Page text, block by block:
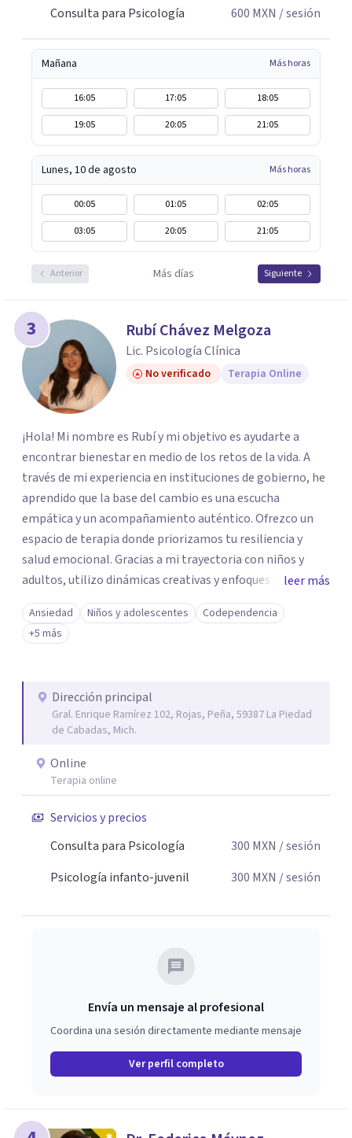
Consulta para Psicología
600 MXN / sesión
Mañana Más horas
16:05 17:05
18:05
19:05
20:05 21:05
Lunes, 10 de agosto Más horas
00:05 01:05
02:05
03:05
20:05 21:05
Anterior Más días Siguiente
3 Rubí Chávez Melgoza
Lic. Psicología Clínica
No verificado Terapia Online
¡Hola! Mi nombre es Rubí y mi objetivo es ayudarte a
encontrar bienestar en medio de los retos de la vida. A
través de mi experiencia en instituciones de gobierno, he
aprendido que la base del cambio es una escucha
empática y un acompañamiento auténtico. ​Ofrezco un
espacio de terapia donde priorizamos tu resiliencia y
salud emocional. Gracias a mi trayectoria con niños y
adultos, utilizo dinámicas creativas y enfoques adaptados
a tus necesidades específicas. Estoy aquí para escucharte
y brindarte las herramientas necesarias para fortalecer
tu paz mental.
leer más
Ansiedad Niños y adolescentes
Codependencia
+5 más
Dirección principal
Gral. Enrique Ramírez 102, Rojas, Peña, 59387 La Piedad
de Cabadas, Mich.
Online
Terapia online
Servicios y precios
Consulta para Psicología
300 MXN / sesión
Psicología infanto-juvenil
300 MXN / sesión
Envía un mensaje al profesional
Coordina una sesión directamente mediante mensaje
Ver perfil completo